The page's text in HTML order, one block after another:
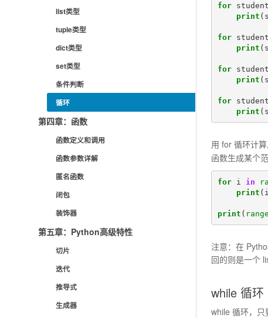
list类型
tuple类型
dict类型
set类型
条件判断
循环
第四章：函数
函数定义和调用
函数参数详解
匿名函数
闭包
装饰器
第五章：Python高级特性
切片
迭代
推导式
生成器
for
student
print (
for student
print (
for student
print (
for student
print (
用 for 循环计
函数生成某个
for i in
print ( i
print ( range
注意：在
回的则是一个
while 循环
while 循环，只